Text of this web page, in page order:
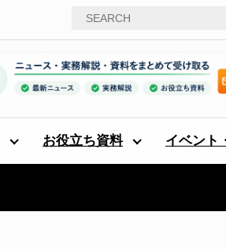
お役立ち資料 イベント